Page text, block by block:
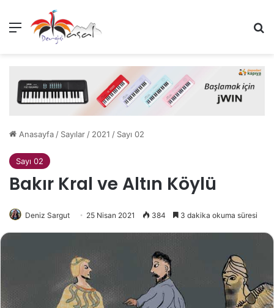
Menü
Anasayfa / Sayılar / 2021 / Sayı 02
Sayı 02
Bakır Kral ve Altın Köylü
Deniz Sargut 25 Nisan 2021 384 3 dakika okuma süresi